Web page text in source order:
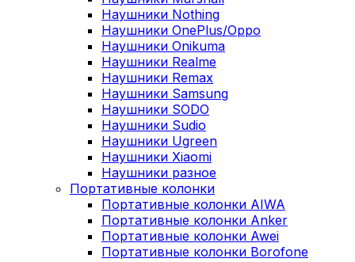
Наушники Nothing
Наушники OnePlus/Oppo
Наушники Onikuma
Наушники Realme
Наушники Remax
Наушники Samsung
Наушники SODO
Наушники Sudio
Наушники Ugreen
Наушники Xiaomi
Наушники разное
Портативные колонки
Портативные колонки AIWA
Портативные колонки Anker
Портативные колонки Awei
Портативные колонки Borofone